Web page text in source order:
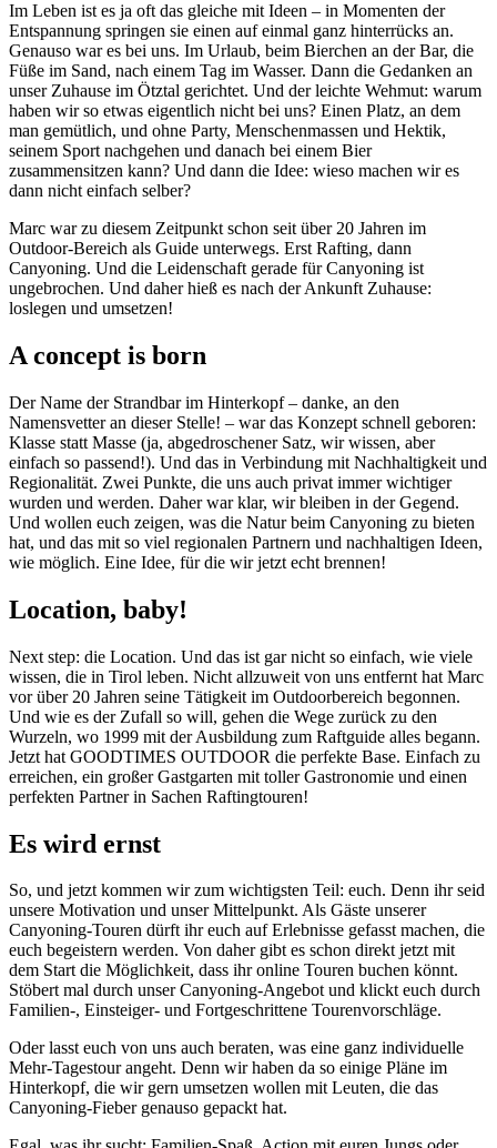
Im Leben ist es ja oft das gleiche mit Ideen – in Momenten der
Entspannung springen sie einen auf einmal ganz hinterrücks an.
Genauso war es bei uns. Im Urlaub, beim Bierchen an der Bar, die
Füße im Sand, nach einem Tag im Wasser. Dann die Gedanken an
unser Zuhause im Ötztal gerichtet. Und der leichte Wehmut: warum
haben wir so etwas eigentlich nicht bei uns? Einen Platz, an dem
man gemütlich, und ohne Party, Menschenmassen und Hektik,
seinem Sport nachgehen und danach bei einem Bier
zusammensitzen kann? Und dann die Idee: wieso machen wir es
dann nicht einfach selber?
Marc war zu diesem Zeitpunkt schon seit über 20 Jahren im
Outdoor-Bereich als Guide unterwegs. Erst Rafting, dann
Canyoning. Und die Leidenschaft gerade für Canyoning ist
ungebrochen. Und daher hieß es nach der Ankunft Zuhause:
loslegen und umsetzen!
A concept is born
Der Name der Strandbar im Hinterkopf – danke, an den
Namensvetter an dieser Stelle! – war das Konzept schnell geboren:
Klasse statt Masse (ja, abgedroschener Satz, wir wissen, aber
einfach so passend!). Und das in Verbindung mit Nachhaltigkeit und
Regionalität. Zwei Punkte, die uns auch privat immer wichtiger
wurden und werden. Daher war klar, wir bleiben in der Gegend.
Und wollen euch zeigen, was die Natur beim Canyoning zu bieten
hat, und das mit so viel regionalen Partnern und nachhaltigen Ideen,
wie möglich. Eine Idee, für die wir jetzt echt brennen!
Location, baby!
Next step: die Location. Und das ist gar nicht so einfach, wie viele
wissen, die in Tirol leben. Nicht allzuweit von uns entfernt hat Marc
vor über 20 Jahren seine Tätigkeit im Outdoorbereich begonnen.
Und wie es der Zufall so will, gehen die Wege zurück zu den
Wurzeln, wo 1999 mit der Ausbildung zum Raftguide alles begann.
Jetzt hat GOODTIMES OUTDOOR die perfekte Base. Einfach zu
erreichen, ein großer Gastgarten mit toller Gastronomie und einen
perfekten Partner in Sachen Raftingtouren!
Es wird ernst
So, und jetzt kommen wir zum wichtigsten Teil: euch. Denn ihr seid
unsere Motivation und unser Mittelpunkt. Als Gäste unserer
Canyoning-Touren dürft ihr euch auf Erlebnisse gefasst machen, die
euch begeistern werden. Von daher gibt es schon direkt jetzt mit
dem Start die Möglichkeit, dass ihr online Touren buchen könnt.
Stöbert mal durch unser Canyoning-Angebot und klickt euch durch
Familien-, Einsteiger- und Fortgeschrittene Tourenvorschläge.
Oder lasst euch von uns auch beraten, was eine ganz individuelle
Mehr-Tagestour angeht. Denn wir haben da so einige Pläne im
Hinterkopf, die wir gern umsetzen wollen mit Leuten, die das
Canyoning-Fieber genauso gepackt hat.